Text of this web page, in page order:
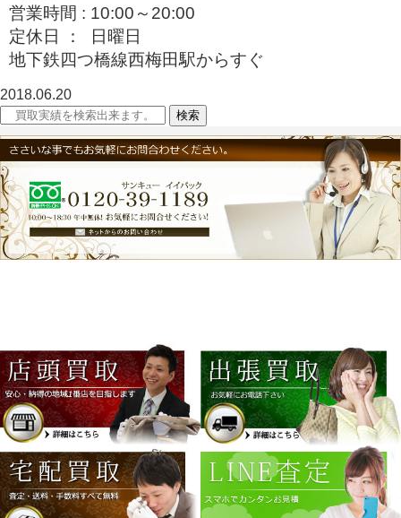
営業時間 : 10:00～20:00
定休日 ： 日曜日
地下鉄四つ橋線西梅田駅からすぐ
2018.06.20